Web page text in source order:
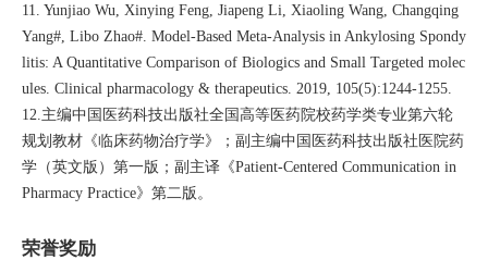
11. Yunjiao Wu, Xinying Feng, Jiapeng Li, Xiaoling Wang, Changqing
Yang#, Libo Zhao#. Model-Based Meta-Analysis in Ankylosing Spondy
litis: A Quantitative Comparison of Biologics and Small Targeted molec
ules. Clinical pharmacology & therapeutics. 2019, 105(5):1244-1255.
12.主编中国医药科技出版社全国高等医药院校药学类专业第六轮
规划教材《临床药物治疗学》；副主编中国医药科技出版社医院药
学（英文版）第一版；副主译《Patient-Centered Communication in
Pharmacy Practice》第二版。
荣誉奖励